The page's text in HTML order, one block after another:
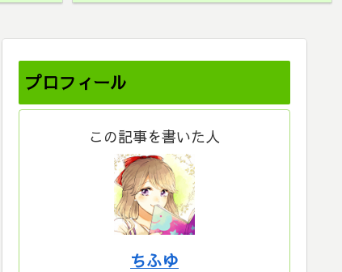
プロフィール
この記事を書いた人
ちふゆ